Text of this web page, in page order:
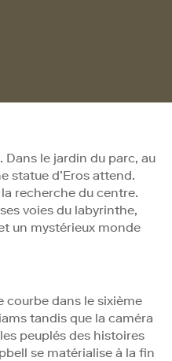
Dans le jardin du parc, au
statue d’Eros attend.
recherche du centre.
voies du labyrinthe,
un mystérieux monde
courbe dans le sixième
tandis que la caméra
peuplés des histoires
se matérialise à la fin